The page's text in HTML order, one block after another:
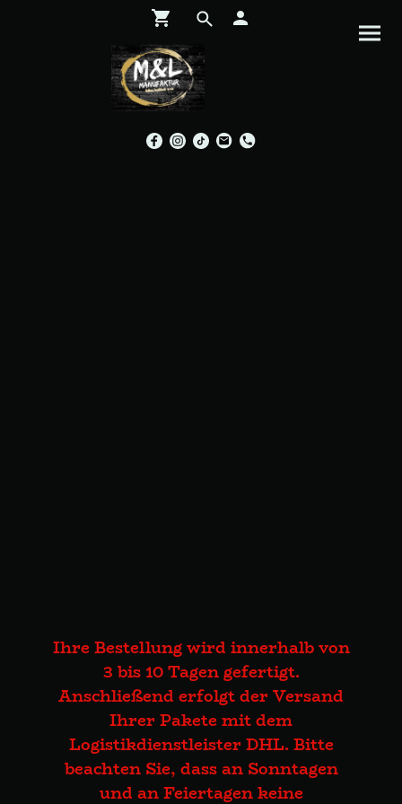
Ihre Bestellung wird innerhalb von
3 bis 10 Tagen gefertigt.
Anschließend erfolgt der Versand
Ihrer Pakete mit dem
Logistikdienstleister DHL. Bitte
beachten Sie, dass an Sonntagen
und an Feiertagen keine